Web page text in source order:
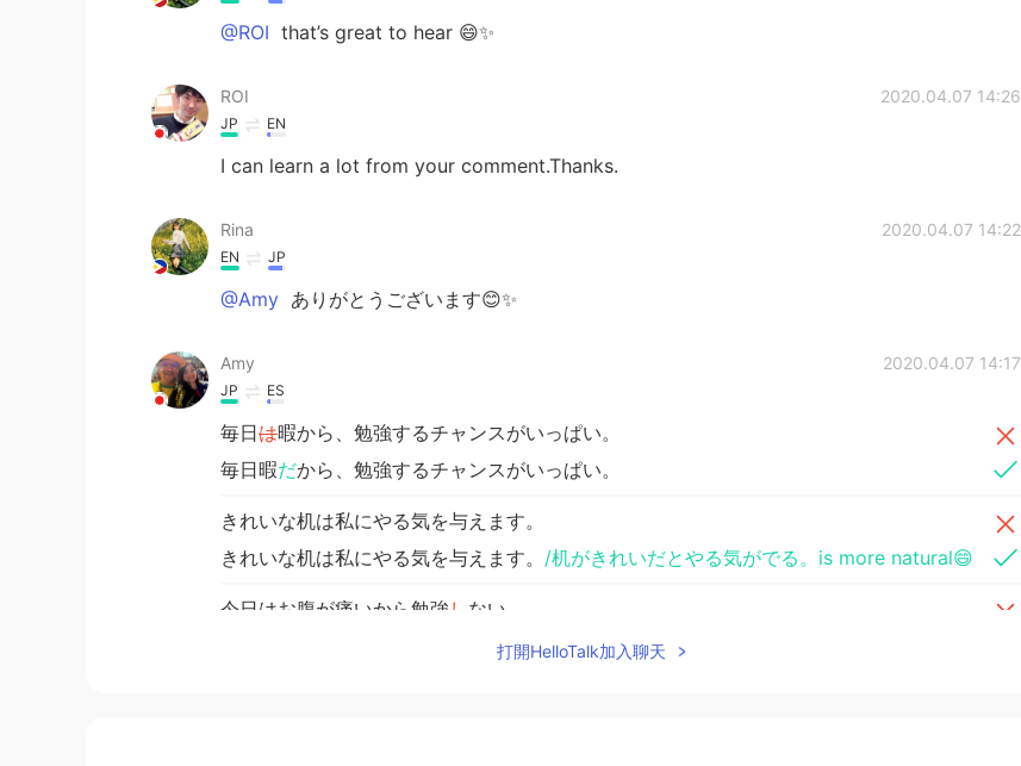
@ROI that’s great to hear 😄✨
ROI 2020.04.07 14:26
JP EN
I can learn a lot from your comment.Thanks.
Rina 2020.04.07 14:22
EN JP
@Amy ありがとうございます😊✨
Amy 2020.04.07 14:17
JP ES
毎日は暇から、勉強するチャンスがいっぱい。
毎日暇だから、勉強するチャンスがいっぱい。
きれいな机は私にやる気を与えます。
きれいな机は私にやる気を与えます。 /机がきれいだとやる気がでる。is more natural😄
今日はお腹が痛いから勉強 し ない。
ない。
打開HelloTalk加入聊天